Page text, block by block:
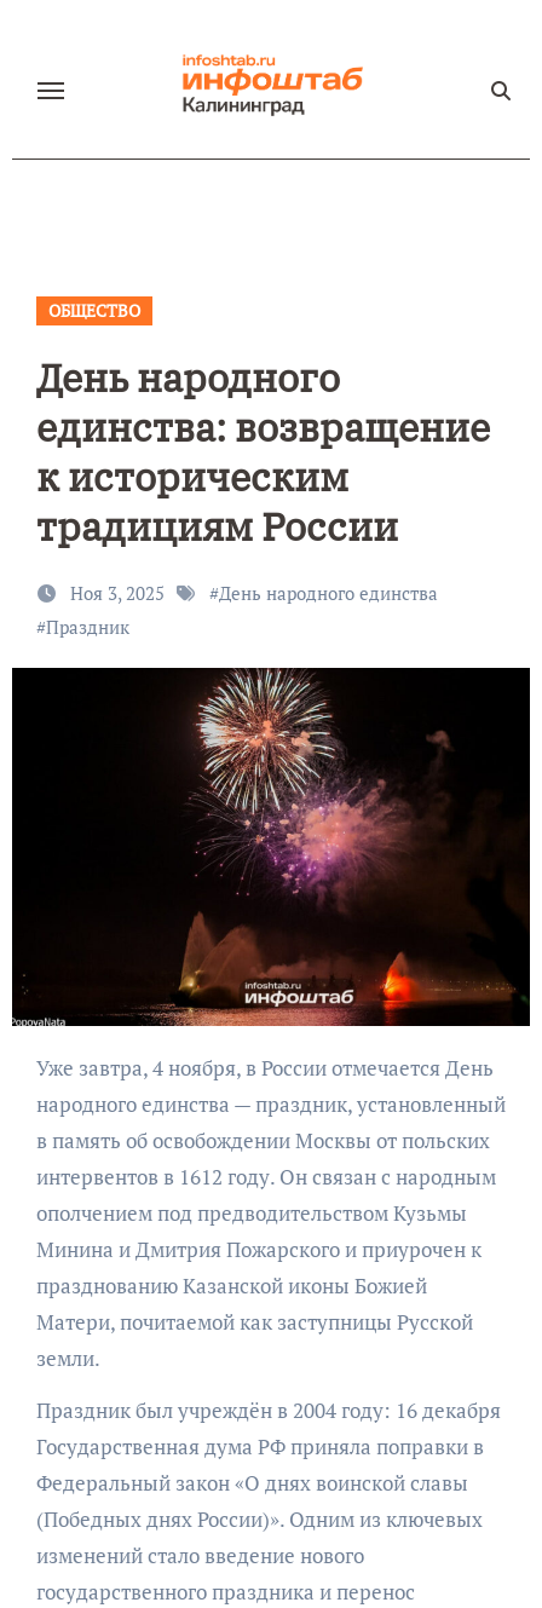
содержанию
ОБЩЕСТВО
День народного
единства: возвращение
к историческим
традициям России
Ноя 3, 2025 #День народного единства
#Праздник
Уже завтра, 4 ноября, в России отмечается День
народного единства — праздник, установленный
в память об освобождении Москвы от польских
интервентов в 1612 году. Он связан с народным
ополчением под предводительством Кузьмы
Минина и Дмитрия Пожарского и приурочен к
празднованию Казанской иконы Божией
Матери, почитаемой как заступницы Русской
земли.
Праздник был учреждён в 2004 году: 16 декабря
Государственная дума РФ приняла поправки в
Федеральный закон «О днях воинской славы
(Победных днях России)». Одним из ключевых
изменений стало введение нового
государственного праздника и перенос